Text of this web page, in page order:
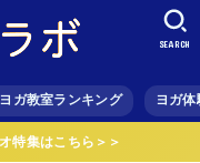
ガ教室ランキング ヨガ体
SEARCH
特集はこちら＞＞